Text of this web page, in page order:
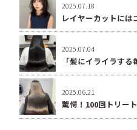
2025.07.18
レイヤーカットには
2025.07.04
「髪にイライラす
2025.06.21
驚愕！100回トリー